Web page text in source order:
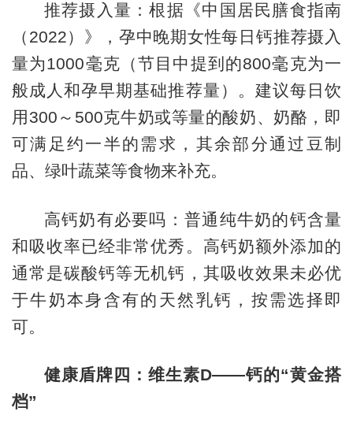
推荐摄入量：根据《中国居民膳食指南
（2022）》，孕中晚期女性每日钙推荐摄入
量为1000毫克（节目中提到的800毫克为一
般成人和孕早期基础推荐量）。建议每日饮
用300～500克牛奶或等量的酸奶、奶酪，即
可满足约一半的需求，其余部分通过豆制
品、绿叶蔬菜等食物来补充。
高钙奶有必要吗：普通纯牛奶的钙含量
和吸收率已经非常优秀。高钙奶额外添加的
通常是碳酸钙等无机钙，其吸收效果未必优
于牛奶本身含有的天然乳钙，按需选择即
可。
健康盾牌四：维生素D——钙的“黄金搭
档”